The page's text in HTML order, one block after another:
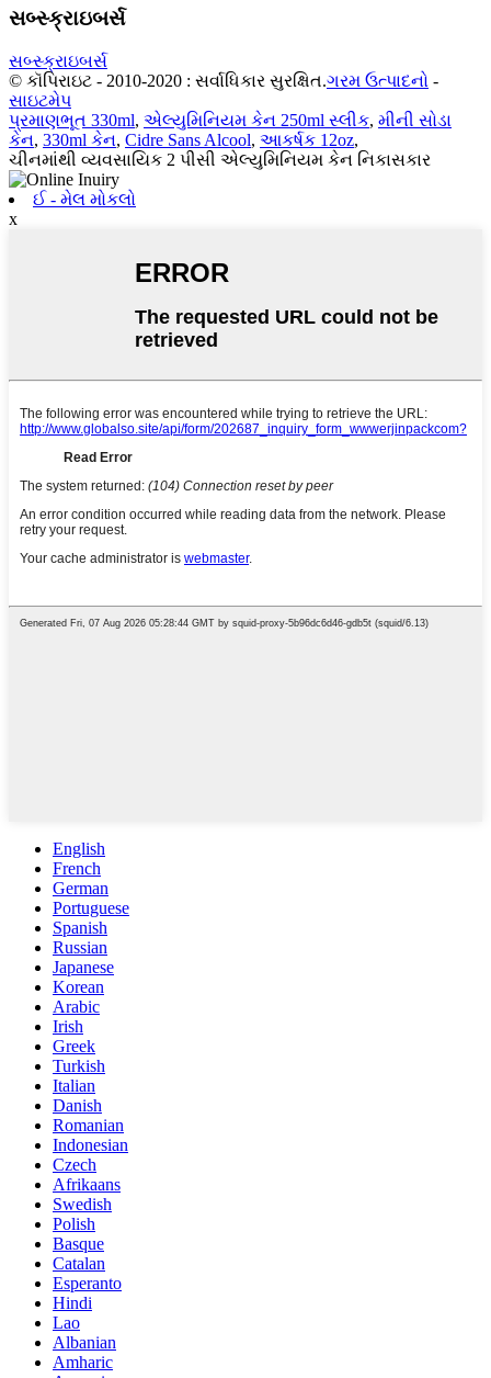
સબ્સ્ક્રાઇબર્સ
સબ્સ્ક્રાઇબર્સ
© કૉપિરાઇટ - 2010-2020 : સર્વાધિકાર સુરક્ષિત.ગરમ ઉત્પાદનો -
સાઇટમેપ
પ્રમાણભૂત 330ml, એલ્યુમિનિયમ કેન 250ml સ્લીક, મીની સોડા
કેન, 330ml કેન, Cidre Sans Alcool, આકર્ષક 12oz,
ચીનમાંથી વ્યવસાયિક 2 પીસી એલ્યુમિનિયમ કેન નિકાસકાર
ઈ - મેલ મોકલો
x
English
French
German
Portuguese
Spanish
Russian
Japanese
Korean
Arabic
Irish
Greek
Turkish
Italian
Danish
Romanian
Indonesian
Czech
Afrikaans
Swedish
Polish
Basque
Catalan
Esperanto
Hindi
Lao
Albanian
Amharic